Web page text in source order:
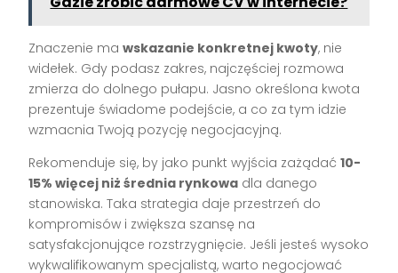
Znaczenie mawskazanie konkretnej kwoty, nie
widełek. Gdy podasz zakres, najczęściej rozmowa
zmierza do dolnego pułapu. Jasno określona kwota
prezentuje świadome podejście, a co za tym idzie
wzmacnia Twoją pozycję negocjacyjną.
Rekomenduje się, by jako punkt wyjścia zażądać10-
15% więcej niż średnia rynkowa dla danego
stanowiska. Taka strategia daje przestrzeń do
kompromisów i zwiększa szansę na
satysfakcjonujące rozstrzygnięcie. Jeśli jesteś wysoko
wykwalifikowanym specjalistą, warto negocjować